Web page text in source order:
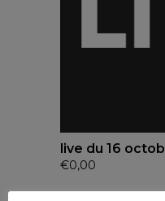
live du 16
€0,00